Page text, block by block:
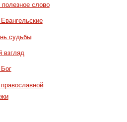
слово
судьбы
взгляд